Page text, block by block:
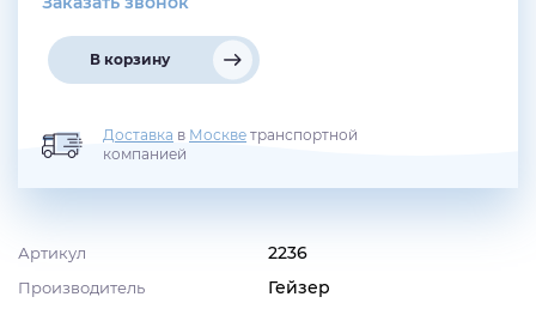
Артикул 2236
Производитель
Гейзер
В корзину
Доставка в Москве транспортной
компанией